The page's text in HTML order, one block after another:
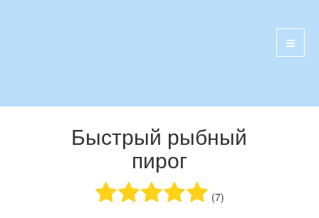
Быстрый рыбный
пирог
(7)